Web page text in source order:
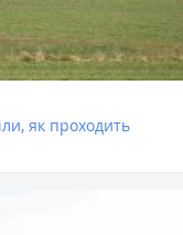
як проходить